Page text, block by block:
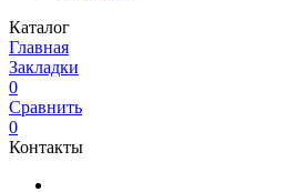
Каталог
Главная
Закладки
0
Сравнить
0
Контакты